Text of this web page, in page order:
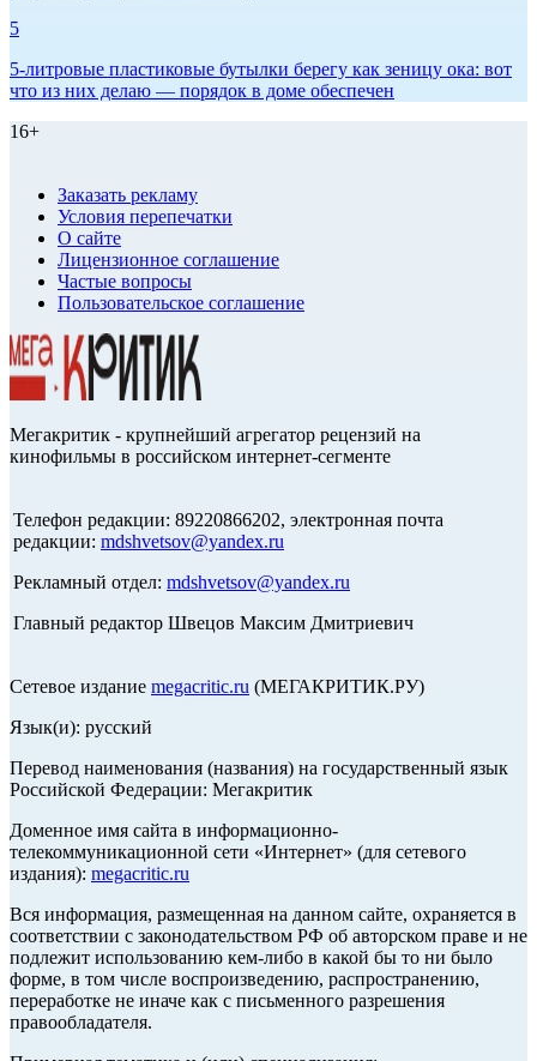
5
5-литровые пластиковые бутылки берегу как зеницу ока: вот
что из них делаю — порядок в доме обеспечен
16+
Заказать рекламу
Условия перепечатки
О сайте
Лицензионное соглашение
Частые вопросы
Пользовательское соглашение
Мегакритик - крупнейший агрегатор рецензий на
кинофильмы в российском интернет-сегменте
Телефон редакции: 89220866202, электронная почта
редакции: mdshvetsov@yandex.ru
Рекламный отдел: mdshvetsov@yandex.ru
Главный редактор Швецов Максим Дмитриевич
Сетевое издание megacritic.ru (МЕГАКРИТИК.РУ)
Язык(и): русский
Перевод наименования (названия) на государственный язык
Российской Федерации: Мегакритик
Доменное имя сайта в информационно-
телекоммуникационной сети «Интернет» (для сетевого
издания): megacritic.ru
Вся информация, размещенная на данном сайте, охраняется в
соответствии с законодательством РФ об авторском праве и не
подлежит использованию кем-либо в какой бы то ни было
форме, в том числе воспроизведению, распространению,
переработке не иначе как с письменного разрешения
правообладателя.